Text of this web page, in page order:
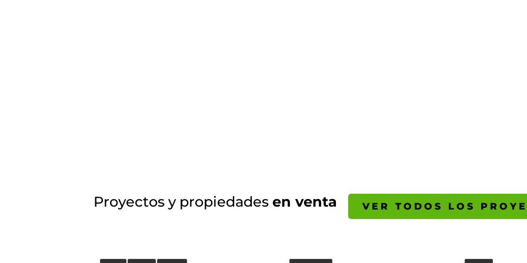
Proyectos y propiedades en venta VER TODOS LOS